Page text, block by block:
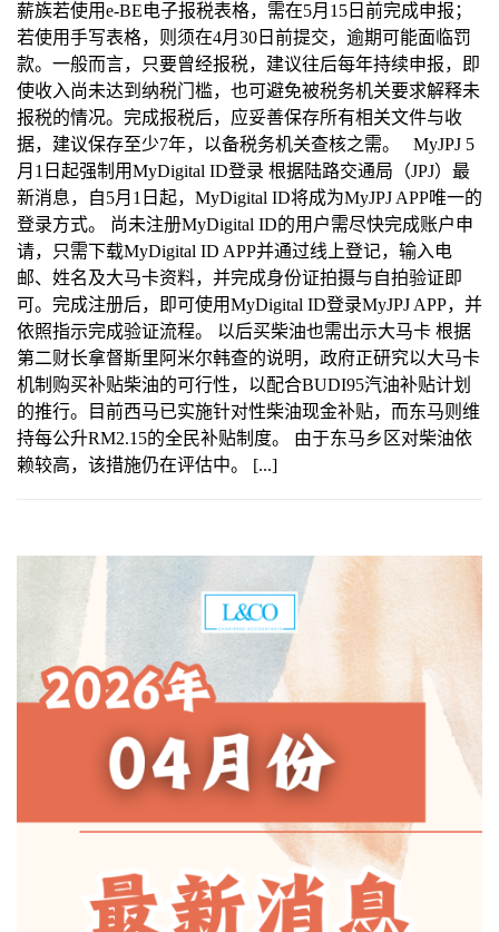
薪族若使用e-BE电子报税表格，需在5月15日前完成申报；
若使用手写表格，则须在4月30日前提交，逾期可能面临罚
款。一般而言，只要曾经报税，建议往后每年持续申报，即
使收入尚未达到纳税门槛，也可避免被税务机关要求解释未
报税的情况。完成报税后，应妥善保存所有相关文件与收
据，建议保存至少7年，以备税务机关查核之需。 MyJPJ 5
月1日起强制用MyDigital ID登录 根据陆路交通局（JPJ）最
新消息，自5月1日起，MyDigital ID将成为MyJPJ APP唯一的
登录方式。 尚未注册MyDigital ID的用户需尽快完成账户申
请，只需下载MyDigital ID APP并通过线上登记，输入电
邮、姓名及大马卡资料，并完成身份证拍摄与自拍验证即
可。完成注册后，即可使用MyDigital ID登录MyJPJ APP，并
依照指示完成验证流程。 以后买柴油也需出示大马卡 根据
第二财长拿督斯里阿米尔韩查的说明，政府正研究以大马卡
机制购买补贴柴油的可行性，以配合BUDI95汽油补贴计划
的推行。目前西马已实施针对性柴油现金补贴，而东马则维
持每公升RM2.15的全民补贴制度。 由于东马乡区对柴油依
赖较高，该措施仍在评估中。 [...]